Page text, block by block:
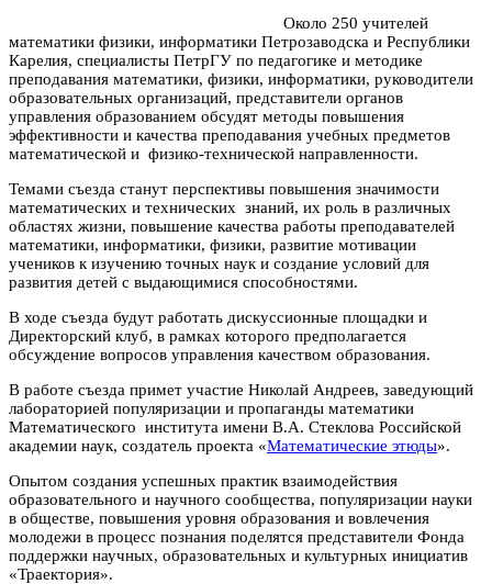
Около 250 учителей
математики физики, информатики Петрозаводска и Республики
Карелия, специалисты ПетрГУ по педагогике и методике
преподавания математики, физики, информатики, руководители
образовательных организаций, представители органов
управления образованием обсудят методы повышения
эффективности и качества преподавания учебных предметов
математической и физико-технической направленности.
Темами съезда станут перспективы повышения значимости
математических и технических знаний, их роль в различных
областях жизни, повышение качества работы преподавателей
математики, информатики, физики, развитие мотивации
учеников к изучению точных наук и создание условий для
развития детей с выдающимися способностями.
В ходе съезда будут работать дискуссионные площадки и
Директорский клуб, в рамках которого предполагается
обсуждение вопросов управления качеством образования.
В работе съезда примет участие Николай Андреев, заведующий
лабораторией популяризации и пропаганды математики
Математического института имени В.А. Стеклова Российской
академии наук, создатель проекта «Математические этюды».
Опытом создания успешных практик взаимодействия
образовательного и научного сообщества, популяризации науки
в обществе, повышения уровня образования и вовлечения
молодежи в процесс познания поделятся представители Фонда
поддержки научных, образовательных и культурных инициатив
«Траектория».